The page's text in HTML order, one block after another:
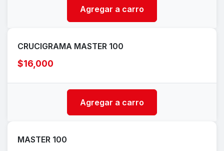
Agregar a carro
CRUCIGRAMA MASTER 100
$16,000
Agregar a carro
MASTER 100